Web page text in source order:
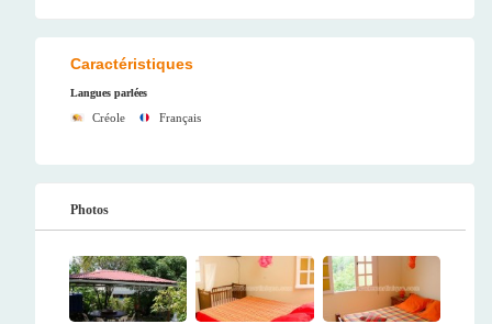
Caractéristiques
Langues parlées
Créole Français
Photos